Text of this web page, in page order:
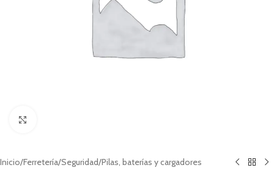
Inicio/Ferretería/Seguridad/Pilas, baterías y cargadores